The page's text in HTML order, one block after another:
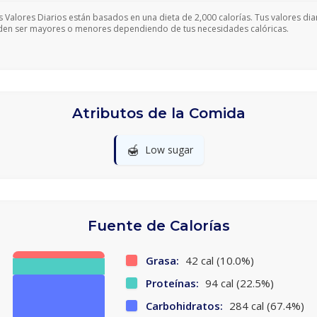
Valores Diarios están basados en una dieta de 2,000 calorías. Tus valores
ser mayores o menores dependiendo de tus necesidades calóricas.
Atributos de la Comida
🍯 Low sugar
Fuente de Calorías
Grasa: 42 cal (10.0%)
Proteínas: 94 cal (22.5%)
Carbohidratos: 284 cal (67.4%)